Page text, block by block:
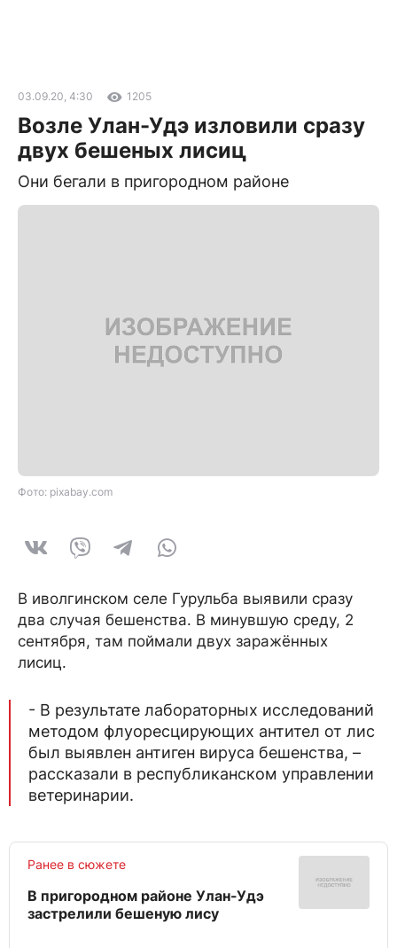
03.09.20, 4:30 1205
Возле Улан-Удэ изловили сразу
двух бешеных лисиц
Они бегали в пригородном районе
Фото: pixabay.com
В иволгинском селе Гурульба выявили сразу
два случая бешенства. В минувшую среду, 2
сентября, там поймали двух заражённых
лисиц.
- В результате лабораторных исследований
методом флуоресцирующих антител от лис
был выявлен антиген вируса бешенства, –
рассказали в республиканском управлении
ветеринарии.
Ранее в сюжете
В пригородном районе Улан-Удэ
застрелили бешеную лису